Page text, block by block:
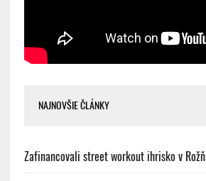
NAJNOVŠIE ČLÁNKY
Zafinancovali street workout ihrisko v